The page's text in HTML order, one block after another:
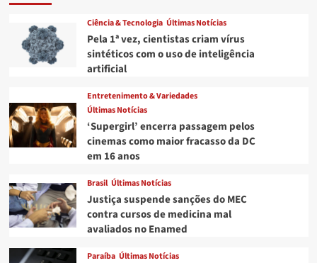
Ciência & Tecnologia Últimas Notícias
Pela 1ª vez, cientistas criam vírus
sintéticos com o uso de inteligência
artificial
Entretenimento & Variedades
Últimas Notícias
‘Supergirl’ encerra passagem pelos
cinemas como maior fracasso da DC
em 16 anos
Brasil Últimas Notícias
Justiça suspende sanções do MEC
contra cursos de medicina mal
avaliados no Enamed
Paraíba Últimas Notícias